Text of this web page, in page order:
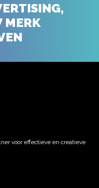
MERK
voor effectieve en creatieve